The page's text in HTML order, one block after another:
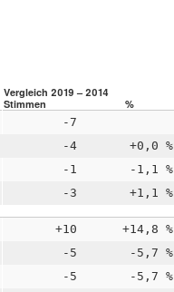
Vergleich 2019 – 2014
Stimmen %
-7
-4 +0,0 %
-1 -1,1 %
-3 +1,1 %
+10 +14,8 %
-5 -5,7 %
-5 -5,7 %